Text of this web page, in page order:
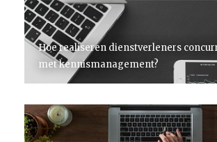
Hoe realiseren dienstverleners
met kennismanagement?